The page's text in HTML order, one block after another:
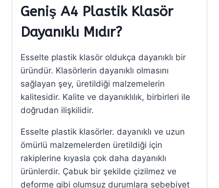
Geniş A4 Plastik Klasör
Dayanıklı Mıdır?
Esselte plastik klasör oldukça dayanıklı bir
üründür. Klasörlerin dayanıklı olmasını
sağlayan şey, üretildiği malzemelerin
kalitesidir. Kalite ve dayanıklılık, birbirleri ile
doğrudan ilişkilidir.
Esselte plastik klasörler. dayanıklı ve uzun
ömürlü malzemelerden üretildiği için
rakiplerine kıyasla çok daha dayanıklı
ürünlerdir. Çabuk bir şekilde çizilmez ve
deforme gibi olumsuz durumlara sebebiyet